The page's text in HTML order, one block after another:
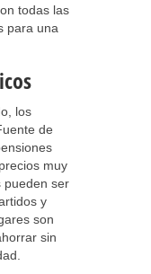
todas las
para una
los
de
muy
pueden ser
y
son
sin